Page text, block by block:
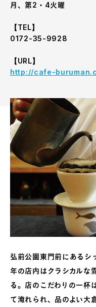
月、第2・4火曜
【TEL】
0172-35-9928
【URL】
http://cafe-
弘前公園東門前にある
年の店内はクラシカルな
る。店のこだわりの一杯
て淹れられ、品のよい大